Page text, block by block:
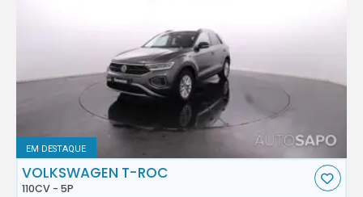
EM DESTAQUE
VOLKSWAGEN T-ROC
110CV - 5P